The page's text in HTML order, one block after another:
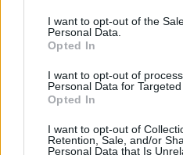
I want to opt-out of the
Personal Data.
Opted In
I want to opt-out of
Personal Data for Targeted
Opted In
I want to opt-out of
Retention, Sale, and/or
Personal Data that Is
ΔΕΙΤΕ ΕΠΙΣΗΣ
για